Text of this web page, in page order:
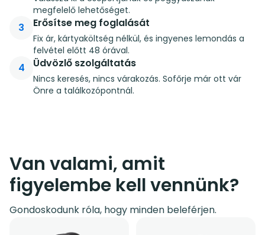
megfelelő lehetőséget.
3 Erősítse meg foglalását
Fix ár, kártyaköltség nélkül, és ingyenes lemondás a
felvétel előtt 48 órával.
4 Üdvözlő szolgáltatás
Nincs keresés, nincs várakozás. Sofőrje már ott vár
Önre a találkozópontnál.
Van valami, amit
figyelembe kell vennünk?
Gondoskodunk róla, hogy minden beleférjen.